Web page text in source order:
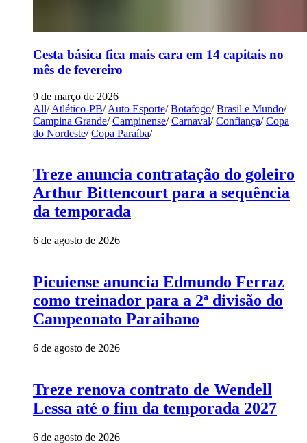
Cesta básica fica mais cara em 14 capitais no
mês de fevereiro
9 de março de 2026
All/ Atlético-PB/ Auto Esporte/ Botafogo/ Brasil e Mundo/
Campina Grande/ Campinense/ Carnaval/ Confiança/ Copa
do Nordeste/ Copa Paraíba/
Treze anuncia contratação do goleiro
Arthur Bittencourt para a sequência
da temporada
6 de agosto de 2026
Picuiense anuncia Edmundo Ferraz
como treinador para a 2ª divisão do
Campeonato Paraibano
6 de agosto de 2026
Treze renova contrato de Wendell
Lessa até o fim da temporada 2027
6 de agosto de 2026